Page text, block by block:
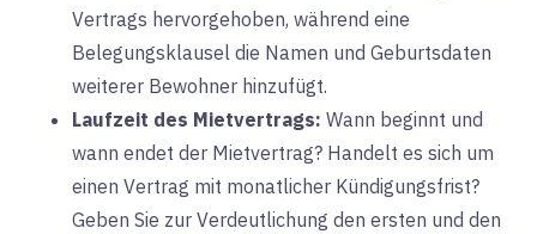
Vertrags hervorgehoben, während eine
Belegungsklausel die Namen und Geburtsdaten
weiterer Bewohner hinzufügt.
Laufzeit des Mietvertrags: Wann beginnt und
wann endet der Mietvertrag? Handelt es sich um
einen Vertrag mit monatlicher Kündigungsfrist?
Geben Sie zur Verdeutlichung den ersten und den